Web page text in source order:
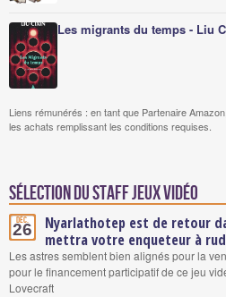
Les migrants du temps - Liu
Liens rémunérés : en tant que Partenaire
les achats remplissant les conditions requises.
Sélection du staff Jeux vidéo
Déc.
26
Nyarlathotep est de retour
mettra votre enqueteur à
Les astres semblent bien alignés pour la
pour le financement participatif de ce jeu
Lovecraft